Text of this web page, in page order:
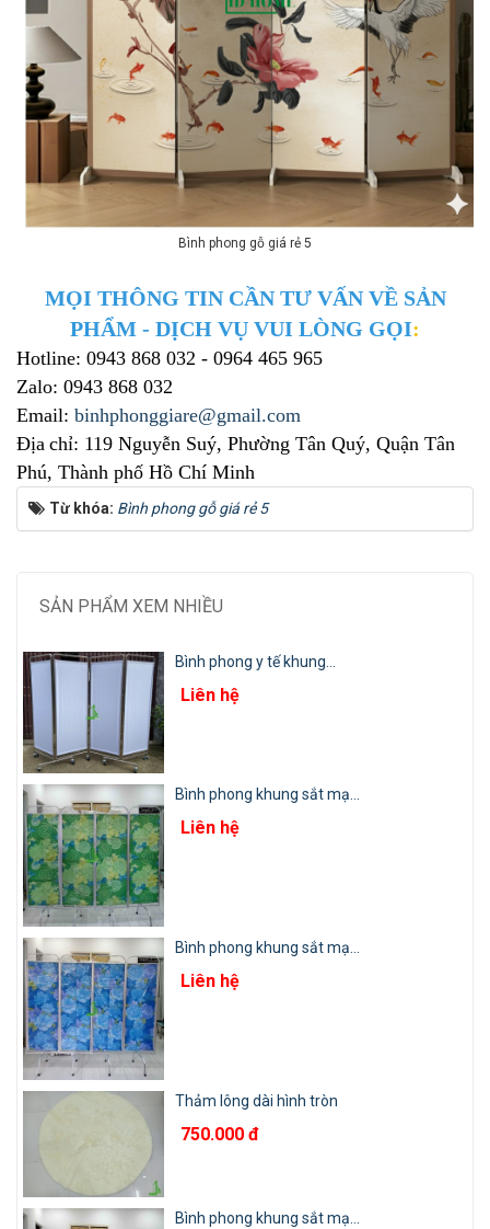
Bình phong gỗ giá rẻ 5
MỌI THÔNG TIN CẦN TƯ VẤN VỀ SẢN
PHẨM - DỊCH VỤ VUI LÒNG GỌI:
Hotline: 0943 868 032 - 0964 465 965
Zalo: 0943 868 032
Email: binhphonggiare@gmail.com
Địa chỉ: 119 Nguyễn Suý, Phường Tân Quý, Quận Tân
Phú, Thành phố Hồ Chí Minh
Từ khóa: Bình phong gỗ giá rẻ 5
SẢN PHẨM XEM NHIỀU
Bình phong y tế khung...
Liên hệ
Bình phong khung sắt mạ...
Liên hệ
Bình phong khung sắt mạ...
Liên hệ
Thảm lông dài hình tròn
750.000 đ
Bình phong khung sắt mạ...